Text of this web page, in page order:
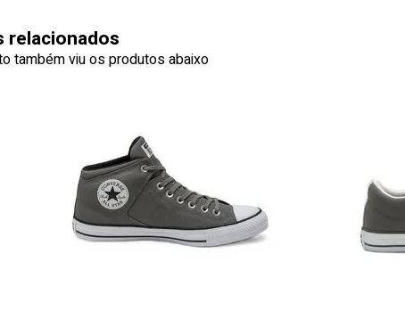
relacionados
também viu os produtos abaixo